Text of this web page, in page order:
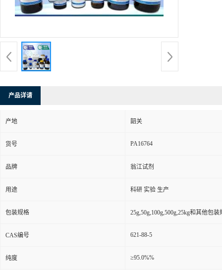
产品详请
产地 韶关
货号 PA16764
品牌 翁江试剂
用途 科研 实验 生产
包装规格 25g,50g,100g,500g,25kg和其他包装
CAS编号 621-88-5
纯度 ≥95.0%%